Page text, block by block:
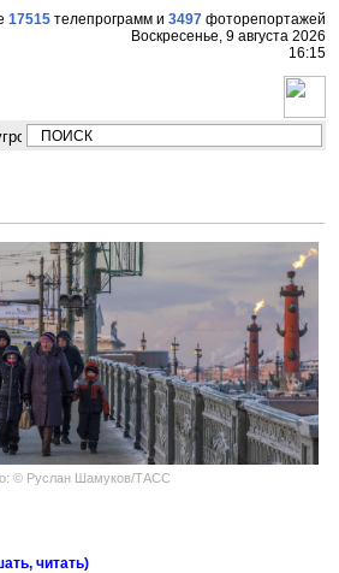
17515 телепрограмм и 3497 фоторепортажей
Воскресенье, 9 августа 2026
16:15
третьей мировой войны"
© Руслан Шамуков/ТАСС
читать)